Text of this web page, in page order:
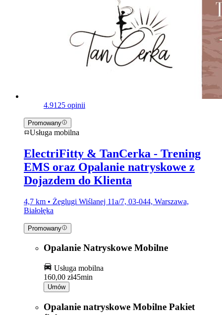
4.9125 opinii
Promowany
Usługa mobilna
ElectriFitty & TanCerka - Trening
EMS oraz Opalanie natryskowe z
Dojazdem do Klienta
4,7 km • Żeglugi Wiślanej 11a/7, 03-044, Warszawa,
Białołęka
Promowany
Opalanie Natryskowe Mobilne
Usługa mobilna
160,00 zł45min
Umów
Opalanie natryskowe Mobilne Pakiet